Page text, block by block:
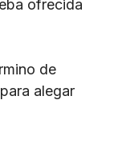
ofrecida
de
alegar